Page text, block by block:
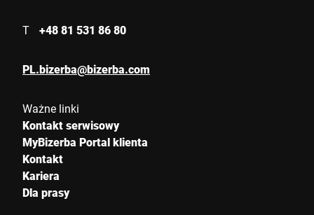
T +48 81 531 86 80
PL.bizerba@bizerba.com
Ważne linki
Kontakt serwisowy
MyBizerba Portal klienta
Kontakt
Kariera
Dla prasy